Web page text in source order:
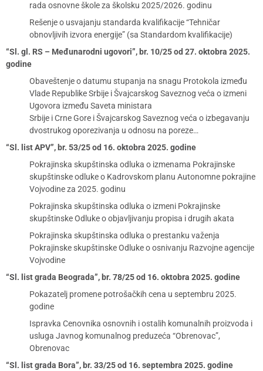
rada osnovne škole za školsku 2025/2026. godinu
Rešenje o usvajanju standarda kvalifikacije “Tehničar
obnovljivih izvora energije” (sa Standardom kvalifikacije)
“Sl. gl. RS – Međunarodni ugovori”, br. 10/25 od 27. oktobra 2025.
godine
Obaveštenje o datumu stupanja na snagu Protokola između
Vlade Republike Srbije i Švajcarskog Saveznog veća o izmeni
Ugovora između Saveta ministara
Srbije i Crne Gore i Švajcarskog Saveznog veća o izbegavanju
dvostrukog oporezivanja u odnosu na poreze…
“Sl. list APV”, br. 53/25 od 16. oktobra 2025. godine
Pokrajinska skupštinska odluka o izmenama Pokrajinske
skupštinske odluke o Kadrovskom planu Autonomne pokrajine
Vojvodine za 2025. godinu
Pokrajinska skupštinska odluka o izmeni Pokrajinske
skupštinske Odluke o objavljivanju propisa i drugih akata
Pokrajinska skupštinska odluka o prestanku važenja
Pokrajinske skupštinske Odluke o osnivanju Razvojne agencije
Vojvodine
“Sl. list grada Beograda”, br. 78/25 od 16. oktobra 2025. godine
Pokazatelj promene potrošačkih cena u septembru 2025.
godine
Ispravka Cenovnika osnovnih i ostalih komunalnih proizvoda i
usluga Javnog komunalnog preduzeća “Obrenovac”,
Obrenovac
“Sl. list grada Bora”, br. 33/25 od 16. septembra 2025. godine